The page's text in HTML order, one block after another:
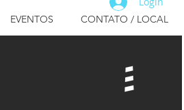
EVENTOS CONTATO / LOCAL